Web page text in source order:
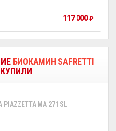
117 000₽
БИОКАМИН SAFRETTI
MA 271 SL